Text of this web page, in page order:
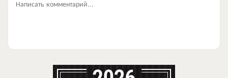
Написать комментарий...